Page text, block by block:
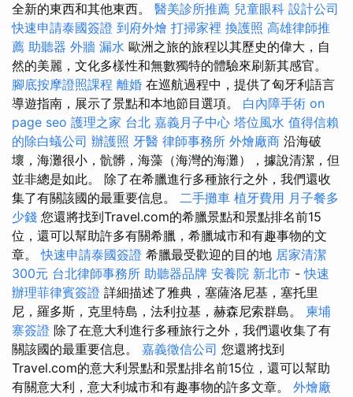
全新的東西和其他東西。 醫美診所推薦 兒童眼科 設計公司
快速申請泰國簽證 到府外燴 打掃家裡 換護照 高雄律師推
薦 助聽器 外牆 漏水 歐洲之旅的旅程以其歷史的偉大，自
然的美麗，文化多樣性和無數獨特的體驗來刷新其感官。
腳底按摩證照課程 離婚 在巡航過程中，提供了匈牙利語言
導遊指南，展示了景點和本地節目選項。 白內障手術 on
page seo 護理之家 台北 嘉義月子中心 塔位風水 值得信賴
的除白蟻公司 辦護照 牙醫 律師事務所 外燴廠商 沿海破
壞，海灘很小，骯髒，海藻（海灣的海灘），據說清潔，但
並非總是如此。 除了在希臘進行多種旅行之外，我們還收
集了有關該國的最重要信息。 二手攤車 植牙費用 月子餐多
少錢 您還將找到Travel.com的希臘景點和景點排名前15
位，還可以幫助許多有關希臘，希臘城市和有趣事物的文
章。快速申請泰國簽證 希臘最受歡迎的目的地 居家清潔
300元 台北律師事務所 助聽器品牌 安養院 新北市 -快速
辦理菲律賓簽證 詳細描述了雅典，塞薩洛尼基，塞托里
尼，羅多斯，克里特島，法利拉基，赫森尼索群島。 柬埔
寨簽證 除了在意大利進行多種旅行之外，我們還收集了有
關該國的最重要信息。 嘉義徵信公司 您還將找到
Travel.com的意大利景點和景點排名前15位，還可以幫助
有關意大利，意大利城市和有趣事物的許多文章。 外燴廠